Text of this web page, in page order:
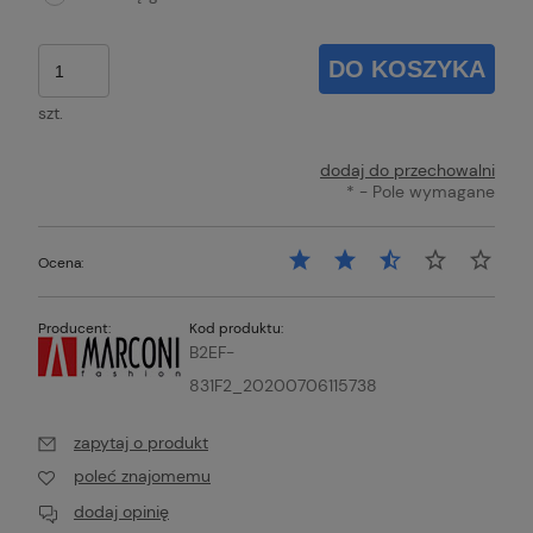
szt.
DO KOSZYKA
dodaj do przechowalni
* - Pole wymagane
Ocena:
Producent: Kod produktu:
B2EF-
831F2_20200706115738
zapytaj o produkt
poleć znajomemu
dodaj opinię